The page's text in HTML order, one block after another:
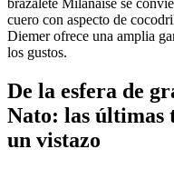
cuero con aspecto de
Diemer ofrece una amplia
los gustos.
De la esfera de
Nato: las últimas
un vistazo